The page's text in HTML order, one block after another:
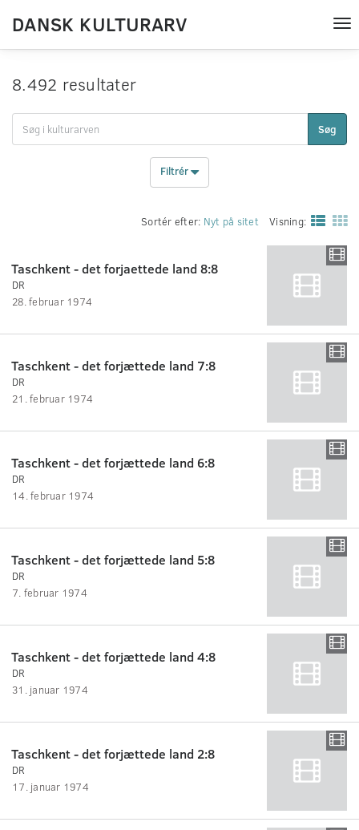
DANSK KULTURARV
8.492 resultater
Søg
Filtrér
Sortér efter: Nyt på sitet Visning:
Taschkent - det forjaettede land 8:8
DR
28. februar 1974
Taschkent - det forjættede land 7:8
DR
21. februar 1974
Taschkent - det forjættede land 6:8
DR
14. februar 1974
Taschkent - det forjættede land 5:8
DR
7. februar 1974
Taschkent - det forjættede land 4:8
DR
31. januar 1974
Taschkent - det forjættede land 2:8
DR
17. januar 1974